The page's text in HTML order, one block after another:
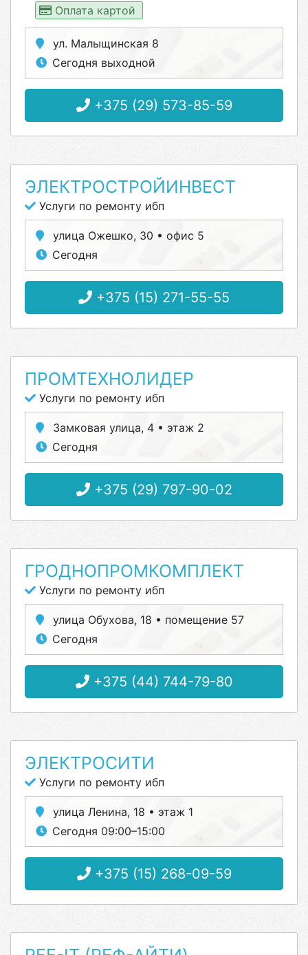
Оплата картой
ул. Малыщинская 8
Сегодня выходной
+375 (29) 573-85-59
ЭЛЕКТРОСТРОЙИНВЕСТ
Услуги по ремонту ибп
улица Ожешко, 30 • офис 5
Сегодня
+375 (15) 271-55-55
ПРОМТЕХНОЛИДЕР
Услуги по ремонту ибп
Замковая улица, 4 • этаж 2
Сегодня
+375 (29) 797-90-02
ГРОДНОПРОМКОМПЛЕКТ
Услуги по ремонту ибп
улица Обухова, 18 • помещение 57
Сегодня
+375 (44) 744-79-80
ЭЛЕКТРОСИТИ
Услуги по ремонту ибп
улица Ленина, 18 • этаж 1
Сегодня 09:00–15:00
+375 (15) 268-09-59